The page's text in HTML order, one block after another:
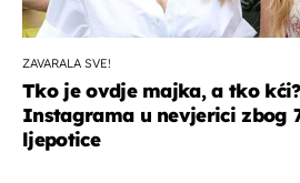
ZAVARALA SVE!
Tko je ovdje majka, a tko
Instagrama u nevjerici zbog
ljepotice